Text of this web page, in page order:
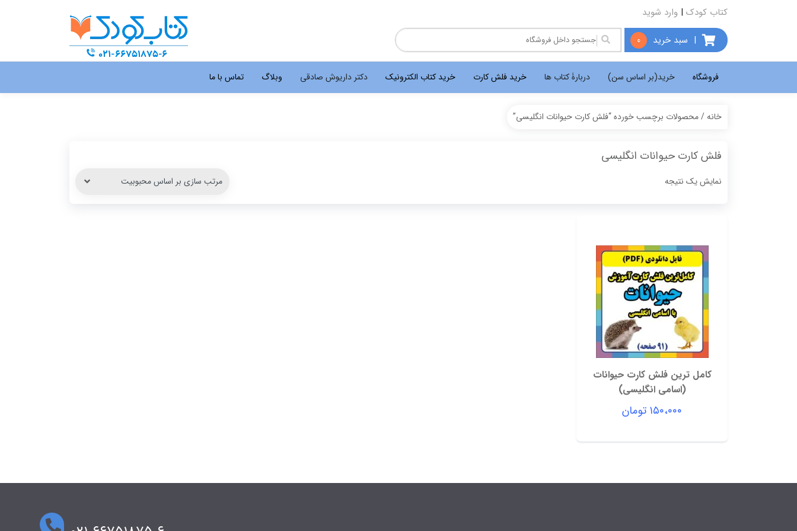
کتاب کودک | وارد شوید
| سبد خرید 0
فروشگاه خرید(بر اساس سن) دربارۀ کتاب ها خرید فلش کارت خرید کتاب الکترونیک دکتر داریوش صادقی وبلاگ تماس با ما
خانه/ محصولات برچسب خورده “فلش کارت حیوانات انگلیسی”
فلش کارت حیوانات انگلیسی
نمایش یک نتیجه
کامل ترین فلش کارت حیوانات
(اسامی انگلیسی)
۱۵۰،۰۰۰ تومان